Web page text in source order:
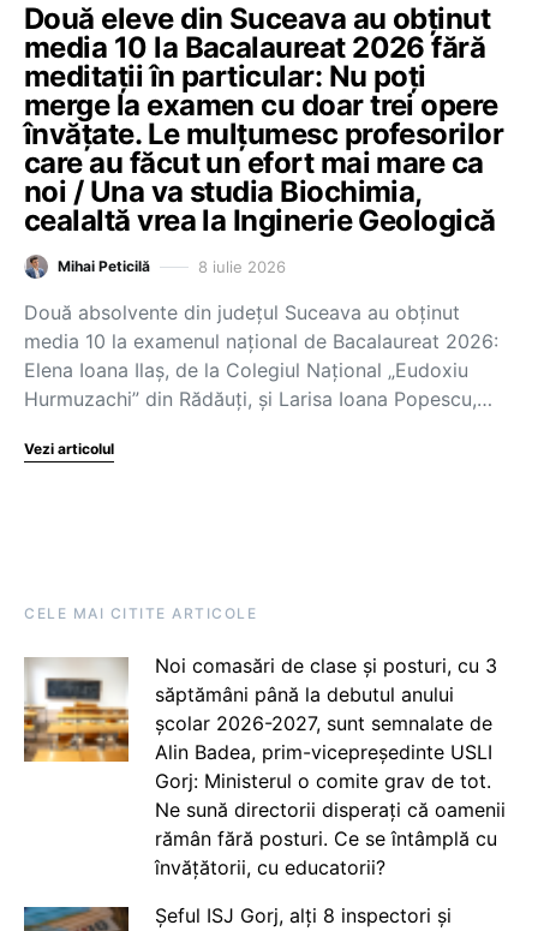
Două eleve din Suceava au obținut
media 10 la Bacalaureat 2026 fără
meditații în particular: Nu poți
merge la examen cu doar trei opere
învățate. Le mulțumesc profesorilor
care au făcut un efort mai mare ca
noi / Una va studia Biochimia,
cealaltă vrea la Inginerie Geologică
Mihai Peticilă 8 iulie 2026
Două absolvente din județul Suceava au obținut
media 10 la examenul național de Bacalaureat 2026:
Elena Ioana Ilaș, de la Colegiul Național „Eudoxiu
Hurmuzachi” din Rădăuți, și Larisa Ioana Popescu,…
Vezi articolul
CELE MAI CITITE ARTICOLE
Noi comasări de clase și posturi, cu 3
săptămâni până la debutul anului
școlar 2026-2027, sunt semnalate de
Alin Badea, prim-vicepreședinte USLI
Gorj: Ministerul o comite grav de tot.
Ne sună directorii disperați că oamenii
rămân fără posturi. Ce se întâmplă cu
învățătorii, cu educatorii?
Șeful ISJ Gorj, alți 8 inspectori și